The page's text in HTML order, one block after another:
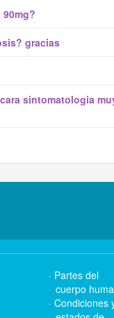
gracias
sintomatologia
Partes del
cuerpo
Condiciones